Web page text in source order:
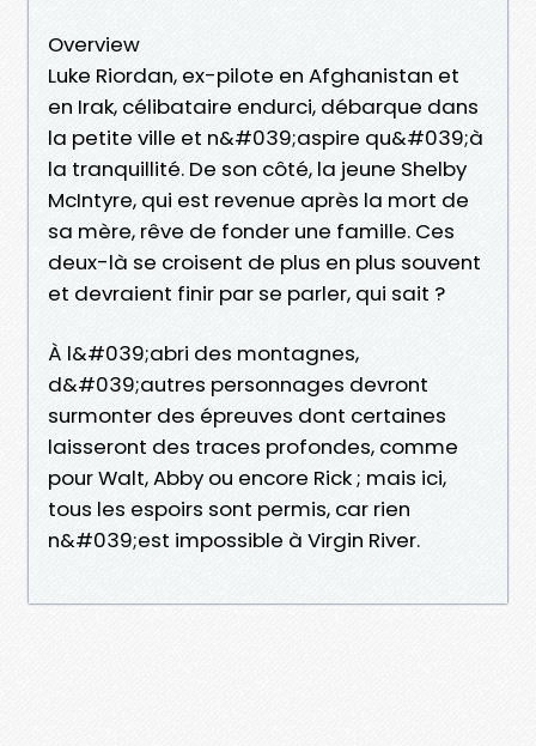
Overview
Luke Riordan, ex-pilote en Afghanistan et
en Irak, célibataire endurci, débarque dans
la petite ville et n&#039;aspire qu&#039;à
la tranquillité. De son côté, la jeune Shelby
McIntyre, qui est revenue après la mort de
sa mère, rêve de fonder une famille. Ces
deux-là se croisent de plus en plus souvent
et devraient finir par se parler, qui sait ?
À l&#039;abri des montagnes,
d&#039;autres personnages devront
surmonter des épreuves dont certaines
laisseront des traces profondes, comme
pour Walt, Abby ou encore Rick ; mais ici,
tous les espoirs sont permis, car rien
n&#039;est impossible à Virgin River.